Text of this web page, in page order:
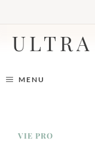
contenu
MENU
VIE PRO